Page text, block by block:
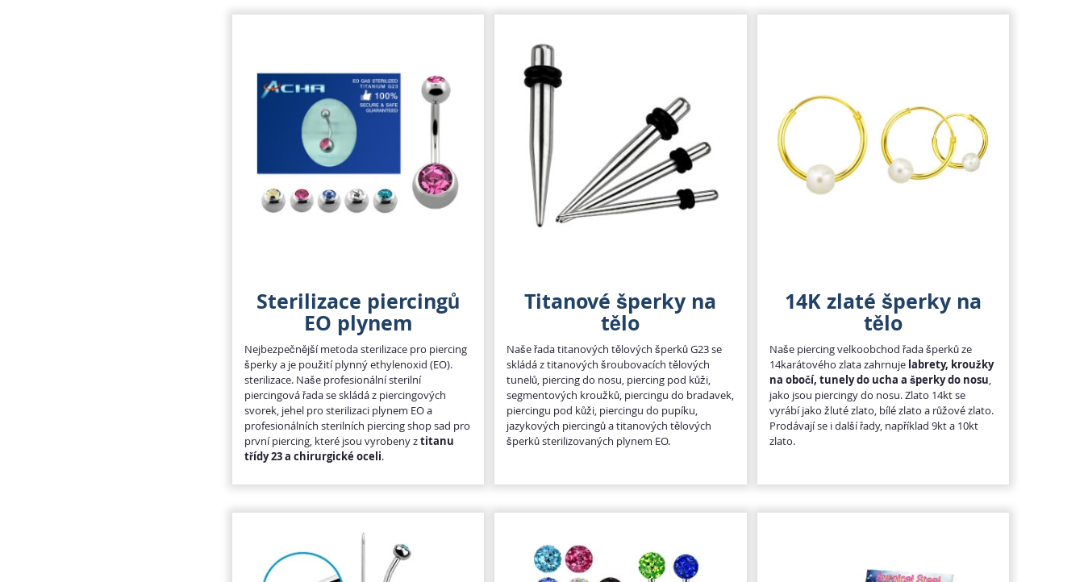
Sterilizace piercingů
EO plynem
Nejbezpečnější metoda sterilizace pro piercing
šperky a je použití plynný ethylenoxid (EO).
sterilizace. Naše profesionální sterilní
piercingová řada se skládá z piercingových
svorek, jehel pro sterilizaci plynem EO a
profesionálních sterilních piercing shop sad pro
první piercing, které jsou vyrobeny ztitanu
třídy 23 a chirurgické oceli.
Titanové šperky na
tělo
Naše řada titanových tělových šperků G23 se
skládá z titanových šroubovacích tělových
tunelů, piercing do nosu, piercing pod kůži,
segmentových kroužků, piercingu do bradavek,
piercingu pod kůži, piercingu do pupíku,
jazykových piercingů a titanových tělových
šperků sterilizovaných plynem EO.
14K zlaté šperky na
tělo
Naše piercing velkoobchod řada šperků ze
14karátového zlata zahrnuje labrety, kroužky
na obočí, tunely do ucha a šperky do nosu,
jako jsou piercingy do nosu. Zlato 14kt se
vyrábí jako žluté zlato, bílé zlato a růžové zlato.
Prodávají se i další řady, například 9kt a 10kt
zlato.